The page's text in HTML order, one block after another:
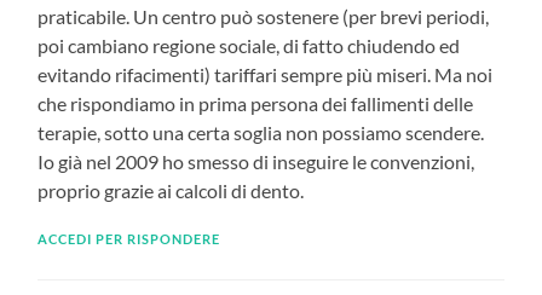
praticabile. Un centro può sostenere (per brevi periodi,
poi cambiano regione sociale, di fatto chiudendo ed
evitando rifacimenti) tariffari sempre più miseri. Ma noi
che rispondiamo in prima persona dei fallimenti delle
terapie, sotto una certa soglia non possiamo scendere.
Io già nel 2009 ho smesso di inseguire le convenzioni,
proprio grazie ai calcoli di dento.
ACCEDI PER RISPONDERE